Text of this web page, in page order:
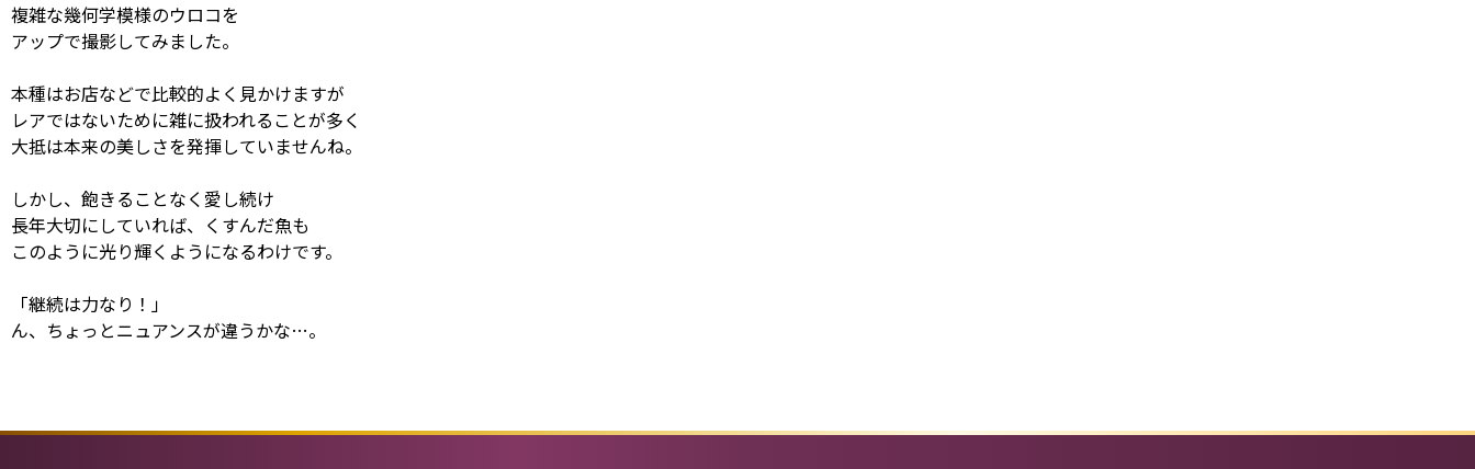
複雑な幾何学模様のウロコを
アップで撮影してみました。
本種はお店などで比較的よく見かけますが
レアではないために雑に扱われることが多く
大抵は本来の美しさを発揮していませんね。
しかし、飽きることなく愛し続け
長年大切にしていれば、くすんだ魚も
このように光り輝くようになるわけです。
「継続は力なり！」
ん、ちょっとニュアンスが違うかな…。